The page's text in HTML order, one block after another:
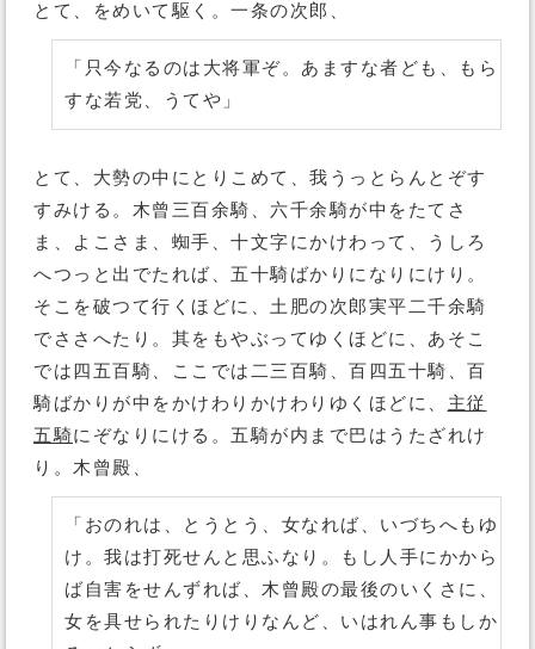
とて、をめいて駆く。一条の次郎、
「只今なるのは大将軍ぞ。あますな者ども、もら
すな若党、うてや」
とて、大勢の中にとりこめて、我うっとらんとぞす
すみける。木曾三百余騎、六千余騎が中をたてさ
ま、よこさま、蜘手、十文字にかけわって、うしろ
へつっと出でたれば、五十騎ばかりになりにけり。
そこを破つて行くほどに、土肥の次郎実平二千余騎
でささへたり。其をもやぶってゆくほどに、あそこ
では四五百騎、ここでは二三百騎、百四五十騎、百
騎ばかりが中をかけわりかけわりゆくほどに、 主従
五騎にぞなりにける。五騎が内まで巴はうたざれけ
り。木曾殿、
「おのれは、とうとう、女なれば、いづちへもゆ
け。我は打死せんと思ふなり。もし人手にかから
ば自害をせんずれば、木曾殿の最後のいくさに、
女を具せられたりけりなんど、いはれん事もしか